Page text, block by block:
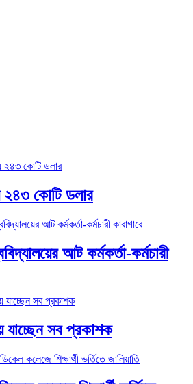
২৪৩ কোটি ডলার
আট কর্মকর্তা-কর্মচারী
সব প্রকাশক